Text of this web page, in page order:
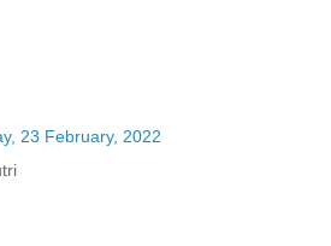
23 February, 2022